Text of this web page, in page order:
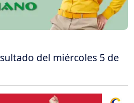
del miércoles 5 de